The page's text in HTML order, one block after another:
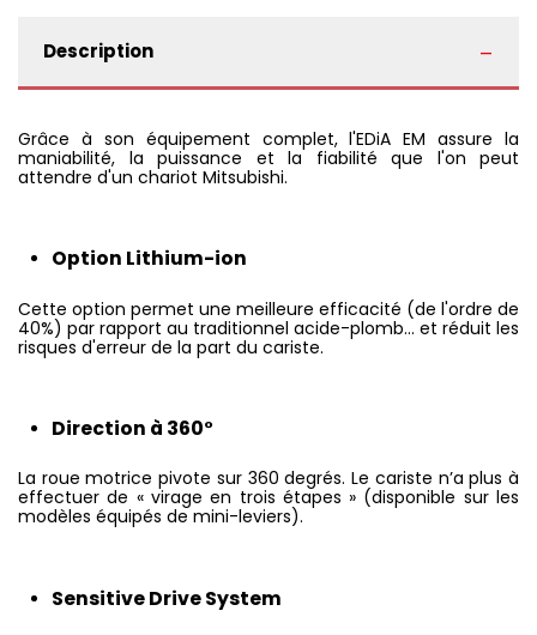
Description
Grâce à son équipement complet, l'EDiA EM assure la
maniabilité, la puissance et la fiabilité que l'on peut
attendre d'un chariot Mitsubishi.
Option Lithium-ion
Cette option permet une meilleure efficacité (de l'ordre de
40%) par rapport au traditionnel acide-plomb... et réduit les
risques d'erreur de la part du cariste.
Direction à 360°
La roue motrice pivote sur 360 degrés. Le cariste n’a plus à
effectuer de « virage en trois étapes » (disponible sur les
modèles équipés de mini-leviers).
Sensitive Drive System